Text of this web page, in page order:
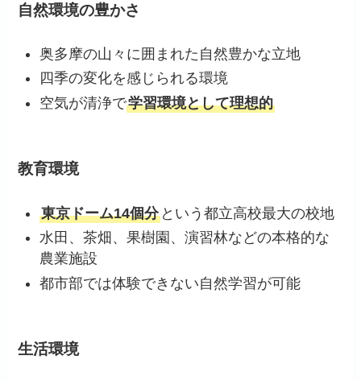
自然環境の豊かさ
奥多摩の山々に囲まれた自然豊かな立地
四季の変化を感じられる環境
空気が清浄で学習環境として理想的
教育環境
東京ドーム14個分 という都立高校最大の校地
水田、茶畑、果樹園、演習林などの本格的な
農業施設
都市部では体験できない自然学習が可能
生活環境